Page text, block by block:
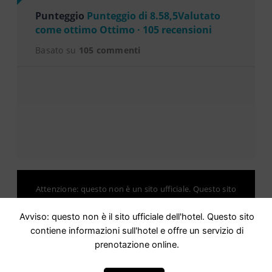
Punteggio Punteggio di 8.58,5Valutato
come ottimo Ottimo · 105 recensioni
Basato su 105 commenti
Attenzione: questo non è un sito ufficiale. Questo sito
prenotazione online.
Siete il proprietario di questo sito web? –Prenota ora
Avviso: questo non è il sito ufficiale dell'hotel. Questo sito
contiene informazioni sull'hotel e offre un servizio di
prenotazione online.